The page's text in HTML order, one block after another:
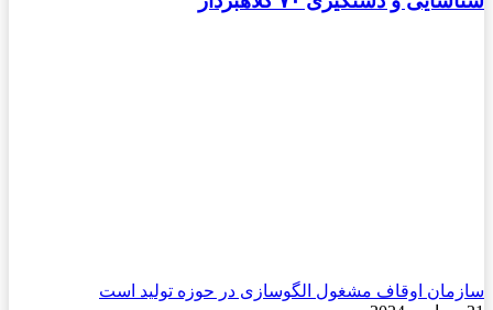
سازمان اوقاف مشغول الگوسازی در حوزه تولید است